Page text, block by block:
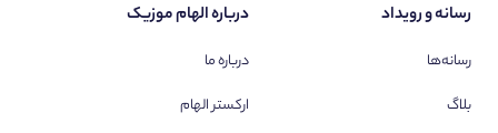
رسانه و رویداد
رسانه‌ها
بلاگ
درباره الهام موزیک
درباره ما
ارکستر الهام